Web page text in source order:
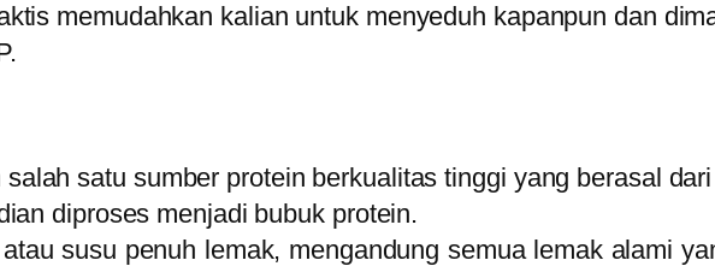
memudahkan kalian untuk menyeduh kapanpun dan
satu sumber protein berkualitas tinggi yang berasal
diproses menjadi bubuk protein.
susu penuh lemak, mengandung semua lemak alami